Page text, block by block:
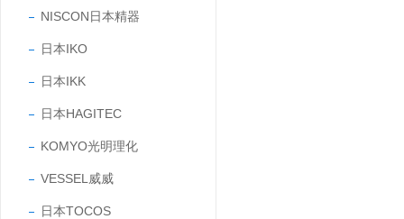
NISCON日本精器
日本IKO
日本IKK
日本HAGITEC
KOMYO光明理化
VESSEL威威
日本TOCOS